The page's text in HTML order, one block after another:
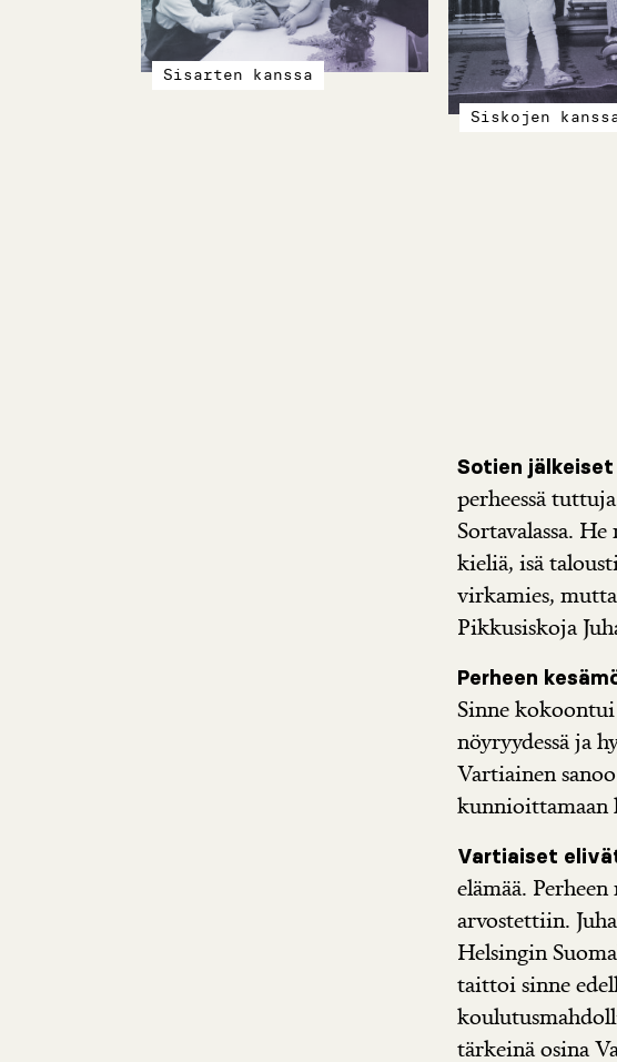
Siskojen
Sisarten kanssa
Sotien
perheessä
Sortavalassa.
kieliä, isä
virkamies,
Pikkusiskoja
Perheen
Sinne
nöyryydessä ja
Vartiainen
kunnioittamaan
Vartiaiset
elämää.
arvostettiin.
Helsingin
taittoi sinne
tärkeinä osina